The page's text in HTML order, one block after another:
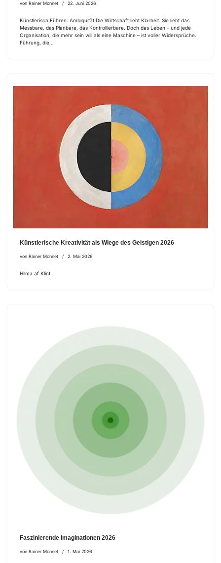
von Rainer Monnet 22. Juni 2026
Künstlerisch Führen: Ambiguität Die Wirtschaft liebt Klarheit. Sie liebt das
Messbare, das Planbare, das Kontrollierbare. Doch das Leben – und jede
Organisation, die mehr sein will als eine Maschine – ist voller Widersprüche.
Führung, die…
Künstlerische Kreativität als Wiege des Geistigen 2026
von Rainer Monnet 2. Mai 2026
Hilma af Klint
Faszinierende Imaginationen 2026
von Rainer Monnet 1. Mai 2026